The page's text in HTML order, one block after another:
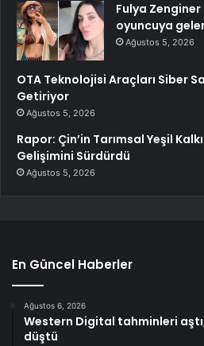
Fulya Zenginer
oyuncuya
Ağustos 5, 2026
OTA Teknolojisi Araçları Siber
Getiriyor
Ağustos 5, 2026
Rapor: Çin’in Tarımsal Yeşil
Gelişimini Sürdürdü
Ağustos 5, 2026
En Güncel Haberler
Ağustos 6, 2026
Western Digital tahminleri
düştü